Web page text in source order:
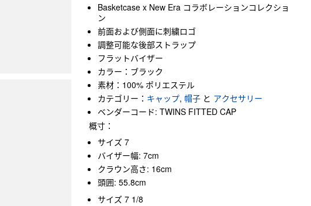
Basketcase x New Era コラボレーションコレクショ
ン
前面および側面に刺繍ロゴ
調整可能な後部ストラップ
フラットバイザー
カラー：ブラック
素材：100% ポリエステル
カテゴリー： キャップ, 帽子 と アクセサリー
ベンダーコード: TWINS FITTED CAP
概寸：
サイズ 7
バイザー幅: 7cm
クラウン高さ: 16cm
頭囲: 55.8cm
サイズ 7 1/8